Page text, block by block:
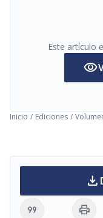
Este artículo
visibility
Inicio / Ediciones /
download
format_quote print